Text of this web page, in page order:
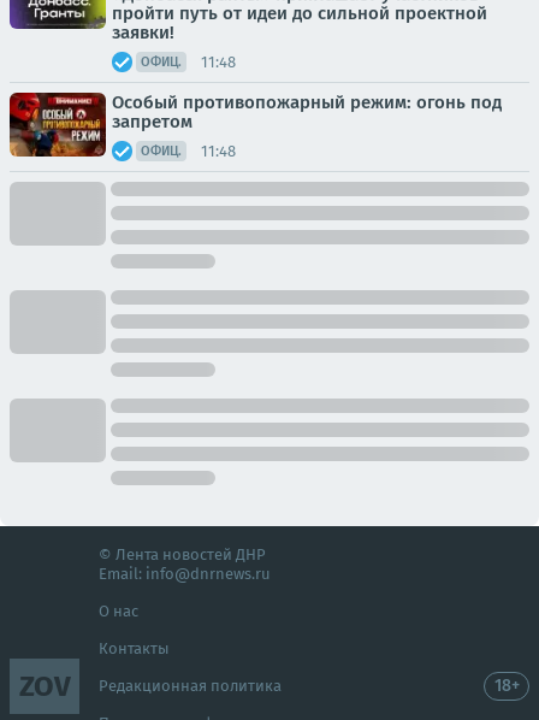
пройти путь от идеи до сильной проектной
заявки!
ОФИЦ. 11:48
Особый противопожарный режим: огонь под
запретом
ОФИЦ. 11:48
ZOV
© Лента новостей ДНР
Email: info@dnrnews.ru
О нас
Контакты
Редакционная политика 18+